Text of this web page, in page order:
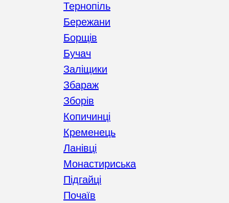
Тернопіль
Бережани
Борщів
Бучач
Заліщики
Збараж
Зборів
Копичинці
Кременець
Ланівці
Монастириська
Підгайці
Почаїв